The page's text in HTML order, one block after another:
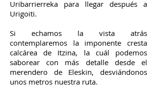
Uribarrierreka para llegar después a
Urigoiti.
Si echamos la vista atrás
contemplaremos la imponente cresta
calcárea de Itzina, la cuál podemos
saborear con más detalle desde el
merendero de Eleskin, desviándonos
unos metros nuestra ruta.